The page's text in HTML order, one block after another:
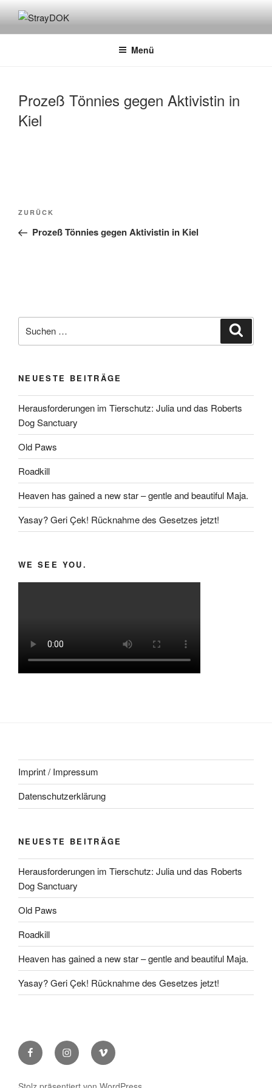
Inhalt
springenSTRAYDOK
Menü
Prozeß Tönnies gegen Aktivistin in
Kiel
Beitragsnavigation
Vorheriger
Beitrag
ZURÜCK
Prozeß Tönnies gegen Aktivistin in Kiel
nach:
NEUESTE BEITRÄGE
Herausforderungen im Tierschutz: Julia und das Roberts
Dog Sanctuary
Old Paws
Roadkill
Heaven has gained a new star – gentle and beautiful Maja.
Yasay? Geri Çek! Rücknahme des Gesetzes jetzt!
WE SEE YOU.
Imprint / Impressum
Datenschutzerklärung
NEUESTE BEITRÄGE
Herausforderungen im Tierschutz: Julia und das Roberts
Dog Sanctuary
Old Paws
Roadkill
Heaven has gained a new star – gentle and beautiful Maja.
Yasay? Geri Çek! Rücknahme des Gesetzes jetzt!
FacebookInstagramVimeo